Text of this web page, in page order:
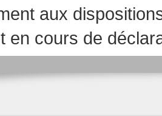
aux
en cours de